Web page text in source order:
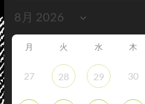
月 火 水 木
27 28 29 30